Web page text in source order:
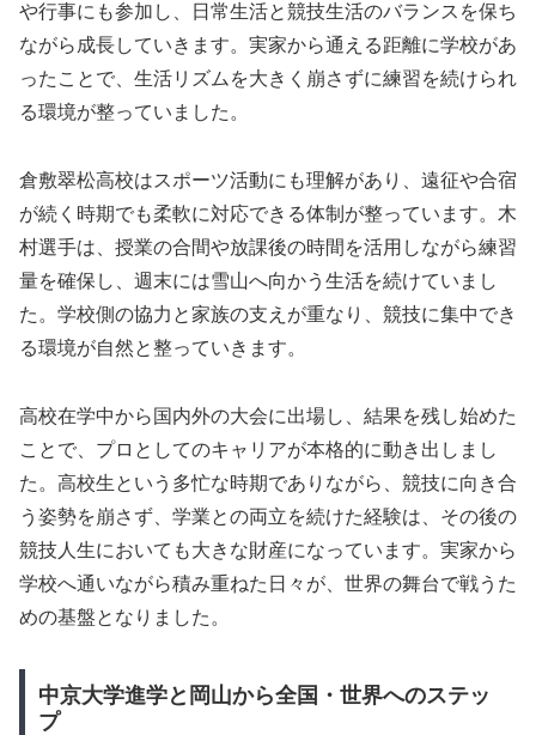
や行事にも参加し、日常生活と競技生活のバランスを保ち
ながら成長していきます。実家から通える距離に学校があ
ったことで、生活リズムを大きく崩さずに練習を続けられ
る環境が整っていました。
倉敷翠松高校はスポーツ活動にも理解があり、遠征や合宿
が続く時期でも柔軟に対応できる体制が整っています。木
村選手は、授業の合間や放課後の時間を活用しながら練習
量を確保し、週末には雪山へ向かう生活を続けていまし
た。学校側の協力と家族の支えが重なり、競技に集中でき
る環境が自然と整っていきます。
高校在学中から国内外の大会に出場し、結果を残し始めた
ことで、プロとしてのキャリアが本格的に動き出しまし
た。高校生という多忙な時期でありながら、競技に向き合
う姿勢を崩さず、学業との両立を続けた経験は、その後の
競技人生においても大きな財産になっています。実家から
学校へ通いながら積み重ねた日々が、世界の舞台で戦うた
めの基盤となりました。
中京大学進学と岡山から全国・世界へのステッ
プ